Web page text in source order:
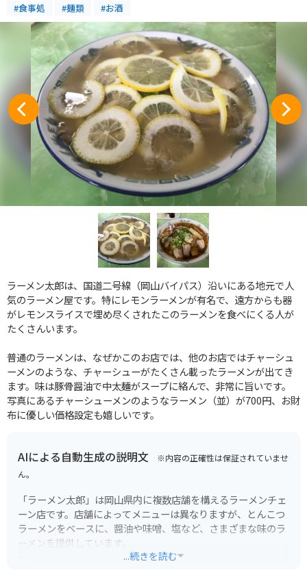
#食事処 #麺類 #お酒
ラーメン太郎は、国道二号線（岡山バイパス）沿いにある地元で人
気のラーメン屋です。特にレモンラーメンが有名で、遠方からも器
がレモンスライスで埋め尽くされたこのラーメンを食べにくる人が
たくさんいます。
普通のラーメンは、なぜかこのお店では、他のお店ではチャーシュ
ーメンのような、チャーシューがたくさん載ったラーメンが出てき
ます。味は豚骨醤油で中太麺がスープに絡んで、非常に旨いです。
写真にあるチャーシューメンのようなラーメン（並）が700円、お財
布に優しい価格設定も嬉しいです。
AIによる自動生成の説明文 ※内容の正確性は保証されていませ
ん。
「ラーメン太郎」は岡山県内に複数店舗を構えるラーメンチェ
ーン店です。店舗によってメニューは異なりますが、とんこつ
ラーメンをベースに、醤油や味噌、塩など、さまざまな味のラ
ーメンを提供しています。
...続きを読む